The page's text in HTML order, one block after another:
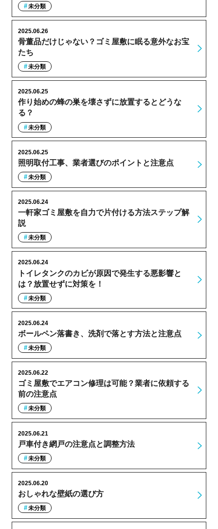
未分類
骨董品だけじゃない？ゴミ屋敷に眠る意外なお宝
たち
2025.06.26
未分類
作り始めの蜂の巣を壊さずに放置するとどうな
る？
2025.06.25
未分類
照明取付工事、業者選びのポイントと注意点
2025.06.25
未分類
一軒家ゴミ屋敷を自力で片付ける方法ステップ解
説
2025.06.24
未分類
トイレタンクのカビが原因で発生する悪影響と
は？放置せずに対策を！
2025.06.24
未分類
ボールペン落書き、洗剤で落とす方法と注意点
2025.06.24
未分類
ゴミ屋敷でエアコン修理は可能？業者に依頼する
前の注意点
2025.06.22
未分類
戸車付き網戸の注意点と調整方法
2025.06.21
未分類
おしゃれな壁紙の選び方
2025.06.20
未分類